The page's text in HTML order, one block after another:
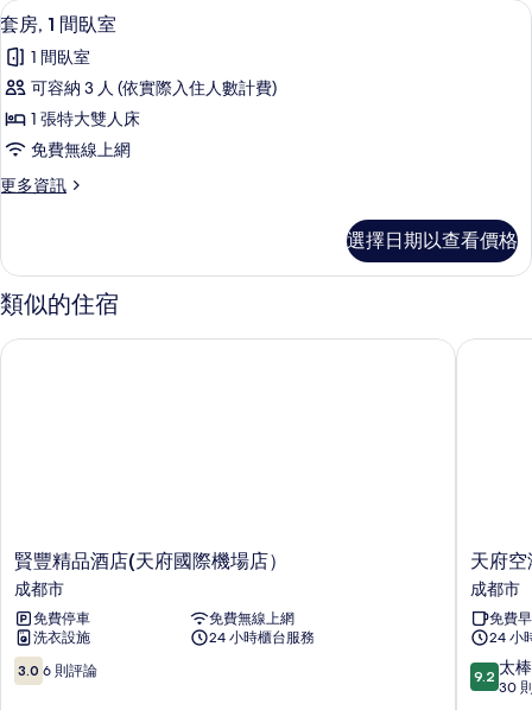
床
(Minifridge)
的
所
有
相
2
單
人
(Minifridge)
的
情
顯
示
套
房,
1
間
臥
的
所
有
相
套房, 1 間臥室 | 客房內保險箱、書桌
3
套房, 1 間臥室
1 間臥室
可容納 3 人 (依實際入住人數計費)
1 張特大雙人床
免費無線上網
更多資訊
更
1
間
臥
的
選擇日期以查看價格
類似的住宿
賢
豐
精
品
酒
店
(天
賢豐精品酒店(天府國際機場店）
成都市
免費停車
免費無線上網
洗衣設施
24 小時櫃台服務
3.0
分，
3.0 6 則評論
賢豐精品酒店(天府國際機場店）
天
府
空
港
悅
享
酒
天府
成都市
免費
24 小
9.2
分，
9.2 太
30
天府空